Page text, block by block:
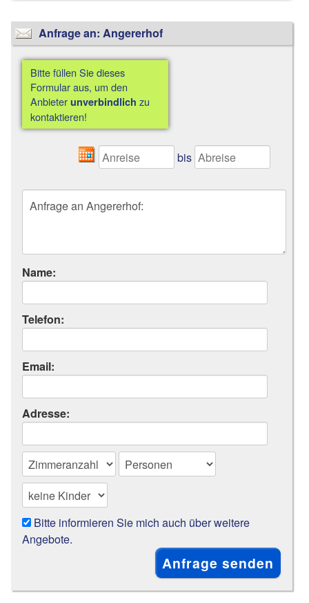
Anfrage an: Angererhof
Bitte füllen Sie dieses
Formular aus, um den
Anbieterunverbindlich zu
kontaktieren!
bis
Name:
Telefon:
Email:
Adresse:
Bitte informieren Sie mich auch über weitere
Angebote.